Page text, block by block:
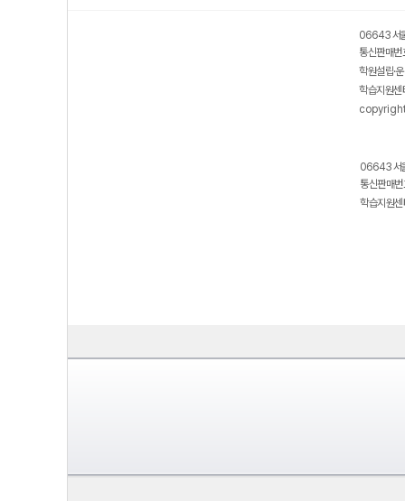
06643 서
통신판매
학원설립·
학습지원
06643 서
통신판매
학습지원